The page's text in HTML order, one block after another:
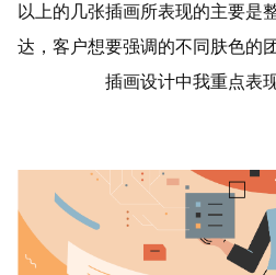
以上的几张插画所表现的主要是
达，客户想要强调的不同肤色的
插画设计中我重点表